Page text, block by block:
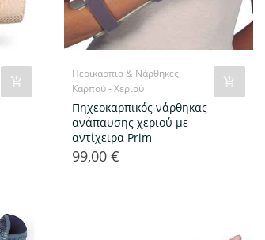
Περικάρπια & Νάρθηκες
Καρπού - Χεριού
Πηχεοκαρπικός νάρθηκας
ανάπαυσης χεριού με
αντίχειρα Prim
Τιμή
99,00 €